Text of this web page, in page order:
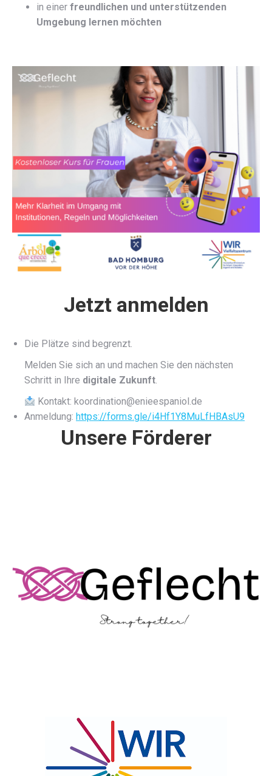
in einer freundlichen und unterstützenden
Umgebung lernen möchten
Jetzt anmelden
Die Plätze sind begrenzt.
Melden Sie sich an und machen Sie den nächsten
Schritt in Ihre digitale Zukunft.
Kontakt: koordination@enieespaniol.de
Anmeldung: https://forms.gle/i4Hf1Y8MuLfHBAsU9
Unsere Förderer